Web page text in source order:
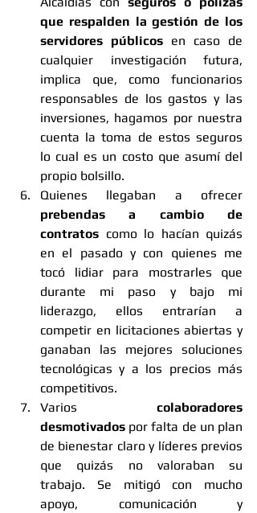
que respalden la gestión de los
servidores públicos en caso de
cualquier investigación futura,
implica que, como funcionarios
responsables de los gastos y las
inversiones, hagamos por nuestra
cuenta la toma de estos seguros
lo cual es un costo que asumí del
propio bolsillo.
prebendas a cambio de
contratos como lo hacían quizás
en el pasado y con quienes me
tocó lidiar para mostrarles que
durante mi paso y bajo mi
liderazgo, ellos entrarían a
competir en licitaciones abiertas y
ganaban las mejores soluciones
tecnológicas y a los precios más
competitivos.
Varios colaboradores
desmotivados por falta de un plan
de bienestar claro y líderes previos
que quizás no valoraban su
trabajo. Se mitigó con mucho
apoyo, comunicación y